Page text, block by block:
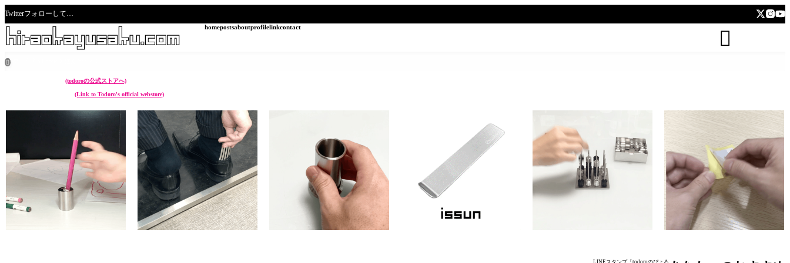
Twitterフォローして…
homepostsaboutprofilelinkcontact 

(todoroの公式ストアへ)
(Link to Todoro's official webstore)